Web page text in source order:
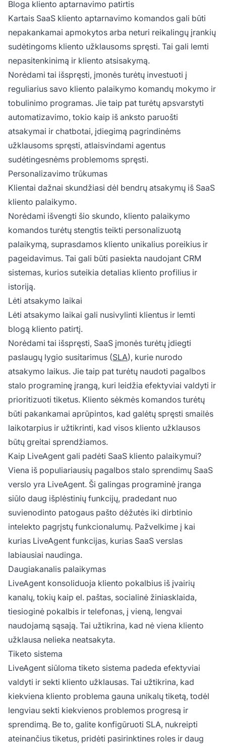
Bloga kliento aptarnavimo patirtis
Kartais SaaS kliento aptarnavimo komandos gali būti
nepakankamai apmokytos arba neturi reikalingų įrankių
sudėtingoms kliento užklausoms spręsti. Tai gali lemti
nepasitenkinimą ir kliento atsisakymą.
Norėdami tai išspręsti, įmonės turėtų investuoti į
reguliarius savo kliento palaikymo komandų mokymo ir
tobulinimo programas. Jie taip pat turėtų apsvarstyti
automatizavimo, tokio kaip iš anksto paruošti
atsakymai ir chatbotai, įdiegimą pagrindinėms
užklausoms spręsti, atlaisvindami agentus
sudėtingesnėms problemoms spręsti.
Personalizavimo trūkumas
Klientai dažnai skundžiasi dėl bendrų atsakymų iš SaaS
kliento palaikymo.
Norėdami išvengti šio skundo, kliento palaikymo
komandos turėtų stengtis teikti personalizuotą
palaikymą, suprasdamos kliento unikalius poreikius ir
pageidavimus. Tai gali būti pasiekta naudojant CRM
sistemas, kurios suteikia detalias kliento profilius ir
istoriją.
Lėti atsakymo laikai
Lėti atsakymo laikai gali nusivylinti klientus ir lemti
blogą kliento patirtį.
Norėdami tai išspręsti, SaaS įmonės turėtų įdiegti
paslaugų lygio susitarimus (SLA), kurie nurodo
atsakymo laikus. Jie taip pat turėtų naudoti pagalbos
stalo programinę įrangą, kuri leidžia efektyviai valdyti ir
prioritizuoti tiketus. Kliento sėkmės komandos turėtų
būti pakankamai aprūpintos, kad galėtų spręsti smailės
laikotarpius ir užtikrinti, kad visos kliento užklausos
būtų greitai sprendžiamos.
Kaip LiveAgent gali padėti SaaS kliento palaikymui?
Viena iš populiariausių pagalbos stalo sprendimų SaaS
verslo yra LiveAgent. Ši galingas programinė įranga
siūlo daug išplėstinių funkcijų, pradedant nuo
suvienodinto patogaus pašto dėžutės iki dirbtinio
intelekto pagrįstų funkcionalumų. Pažvelkime į kai
kurias LiveAgent funkcijas, kurias SaaS verslas
labiausiai naudinga.
Daugiakanalis palaikymas
LiveAgent konsoliduoja kliento pokalbius iš įvairių
kanalų, tokių kaip el. paštas, socialinė žiniasklaida,
tiesioginė pokalbis ir telefonas, į vieną, lengvai
naudojamą sąsają. Tai užtikrina, kad nė viena kliento
užklausa nelieka neatsakyta.
Tiketo sistema
LiveAgent siūloma tiketo sistema padeda efektyviai
valdyti ir sekti kliento užklausas. Tai užtikrina, kad
kiekviena kliento problema gauna unikalų tiketą, todėl
lengviau sekti kiekvienos problemos progresą ir
sprendimą. Be to, galite konfigūruoti SLA, nukreipti
ateinančius tiketus, pridėti pasirinktines roles ir daug